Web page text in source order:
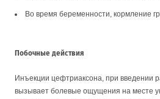
Во время беременности, кормление
Побочные действия
Инъекции цефтриаксона, при введении
вызывает болевые ощущения на месте